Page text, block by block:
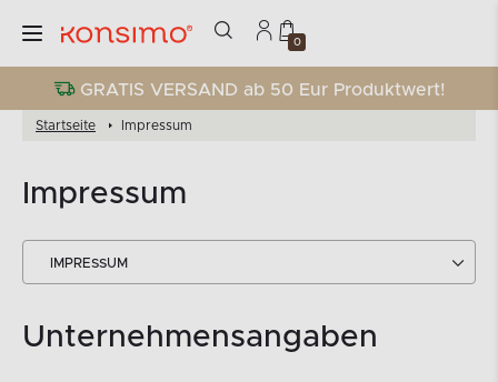
0
GRATIS VERSAND ab 50 Eur Produktwert!
Startseite Impressum
Impressum
IMPRESSUM
Unternehmensangaben